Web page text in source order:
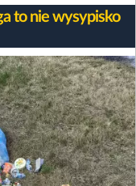
to nie wysypisko